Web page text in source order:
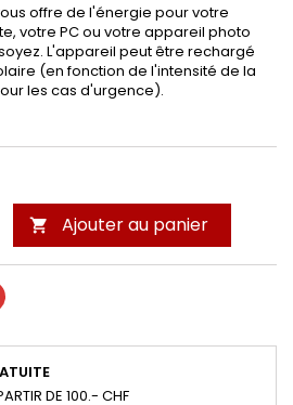
offre de l'énergie pour votre
votre PC ou votre appareil photo
L'appareil peut être rechargé
(en fonction de l'intensité de la
les cas d'urgence).
 Ajouter au panier
DE 100.- CHF